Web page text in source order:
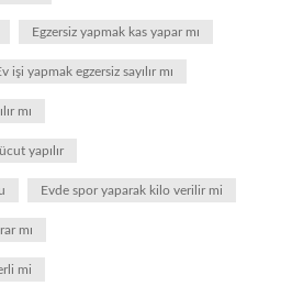
Egzersiz yapmak kas yapar mı
işi yapmak egzersiz sayılır mı
mı
yapılır
Evde spor yaparak kilo verilir mi
mı
mi